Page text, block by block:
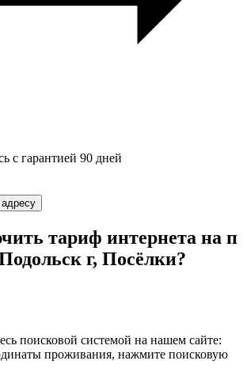
с гарантией 90 дней
тариф интернета на п
г, Посёлки?
поисковой системой на нашем сайте:
проживания, нажмите поисковую